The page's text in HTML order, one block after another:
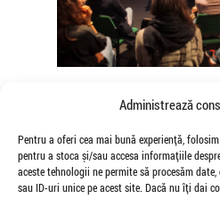
Administrează
Pentru a oferi cea mai bună experiență,
pentru a stoca și/sau accesa informațiile
aceste tehnologii ne permite să procesăm
sau ID-uri unice pe acest site. Dacă nu îți dai
Somatice susținute de
Mădălina Dan și
Niculae
de Veioza Arte